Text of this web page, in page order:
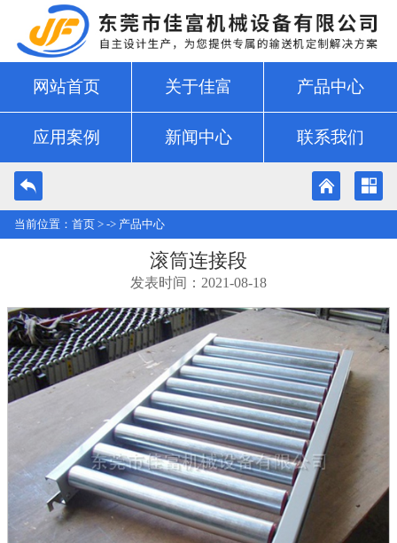
网站首页 关于佳富 产品中心
应用案例 新闻中心 联系我们
当前位置： 首页 > -> 产品中心
滚筒连接段
发表时间：2021-08-18